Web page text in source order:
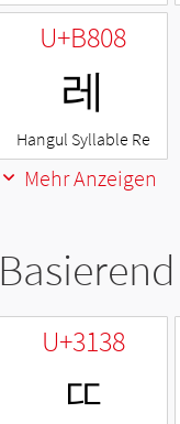
U+B808
레
Hangul Syllable Re
Mehr Anzeigen
U+3138
ㄸ